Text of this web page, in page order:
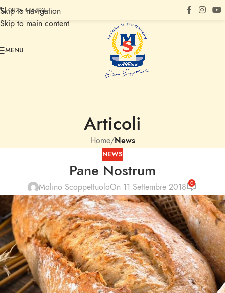
Skip to navigation
Skip to main content
0825 446493
MENU
Articoli
Home/News
NEWS
Pane Nostrum
Molino ScoppettuoloOn 11 Settembre 2018 0